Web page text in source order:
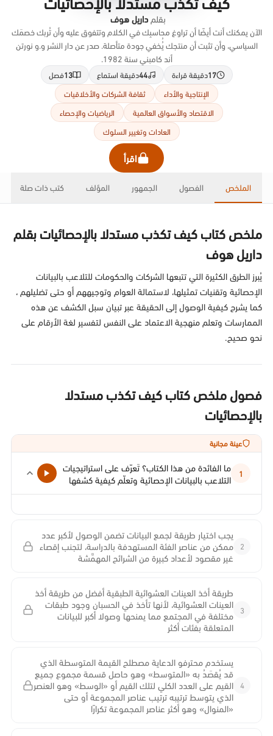
بقلمداريل هوف
الآن يمكنك أنت أيضًا أن تراوغ محاسبِك في الكلام وتتفوق عليه وأن تُربك خصمَك
السياسي، وأن تثبت أن منتجك يُُخفي جودة متأصلة. صدر عن دار النشر و.و نورتن
أند كامبني سنة 1982.
17دقيقة قراءة 44دقيقة استماع 13فصل
الإنتاجية والأداء
ثقافة الشركات والأخلاقيات
الاقتصاد والأسواق العالمية
الرياضيات والإحصاء
العادات وتغيير السلوك
اقرأ
الملخص الفصول الجمهور المؤلف كتب ذات صلة
ملخص كتاب كيف تكذب مستدلا بالإحصائيات بقلم
داريل هوف
يُبرز الطرق الكثيرة التي تتبعها الشركات والحكومات للتلاعب بالبيانات
الإحصائية وتقنيات تمثيلها، لاستمالة العوام وتوجيههم أو حتى تضليلهم ،
كما يشرح كيفية الوصول إلى الحقيقة عبر تبيان سبل الكشف عن هذه
الممارسات وتعلم منهجية الاعتماد على النفس لتفسير لغة الأرقام على
نحو صحيح.
فصول ملخص كتاب كيف تكذب مستدلا
بالإحصائيات
عينة مجانية
1
ما الفائدة من هذا الكتاب؟ تَعرّف على استراتيجيات
التلاعب بالبيانات الإحصائية وتعلّم كيفية كشفها
2
يجب اختيار طريقة لجمع البيانات تضمن الوصول لأكبر عدد
ممكن من عناصر الفئة المستهدفة بالدراسة، لتجنب إقصاء
غير مقصود لأعداد كبيرة من الشرائح المهمَّشة
3
طريقة أخذ العينات العشوائية الطبقية أفضل من طريقة أخذ
العينات العشوائية، لأنها تأخذ في الحسبان وجود طبقات
مختلفة في المجتمع مما يمنحها وصولا أكبر للبيانات
المتعلقة بفئات أكثر
4
يستخدم محترفو الدعاية مصطلح القيمة المتوسطة الذي
قد يُقصَدُ به «المتوسط» وهو حاصل قسمة مجموع جميع
القيم على العدد الكلي لتلك القيم أو «الوسط» وهو العنصر
الذي يتوسط ترتيبه ترتيب عناصر المجموعة أو حتى
«المنوال» وهو أكثر عناصر المجموعة تكرارًا